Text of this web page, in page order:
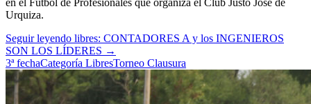
Urquiza.
Seguir leyendo libres: CONTADORES A y los INGENIEROS
SON LOS LÍDERES →
3ª fechaCategoría LibresTorneo Clausura